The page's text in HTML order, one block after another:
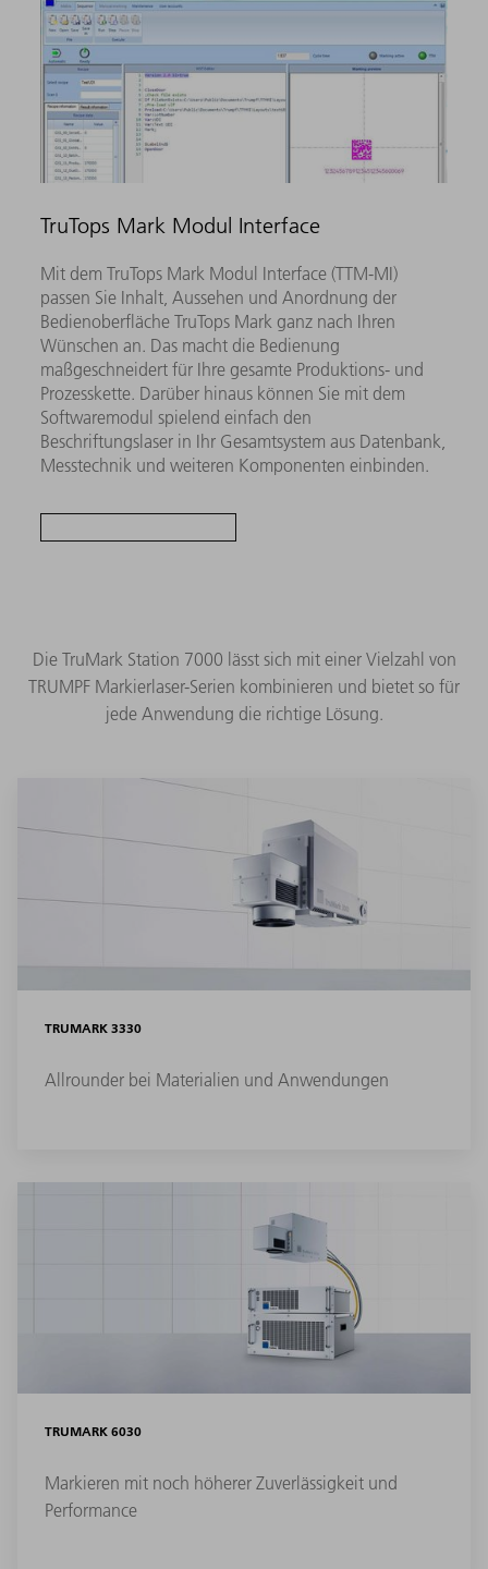
TruTops Mark Modul Interface
Mit dem TruTops Mark Modul Interface (TTM-MI)
passen Sie Inhalt, Aussehen und Anordnung der
Bedienoberfläche TruTops Mark ganz nach Ihren
Wünschen an. Das macht die Bedienung
maßgeschneidert für Ihre gesamte Produktions- und
Prozesskette. Darüber hinaus können Sie mit dem
Softwaremodul spielend einfach den
Beschriftungslaser in Ihr Gesamtsystem aus Datenbank,
Messtechnik und weiteren Komponenten einbinden.
Die TruMark Station 7000 lässt sich mit einer Vielzahl von
TRUMPF Markierlaser-Serien kombinieren und bietet so für
jede Anwendung die richtige Lösung.
TRUMARK 3330
Allrounder bei Materialien und Anwendungen
TRUMARK 6030
Markieren mit noch höherer Zuverlässigkeit und
Performance